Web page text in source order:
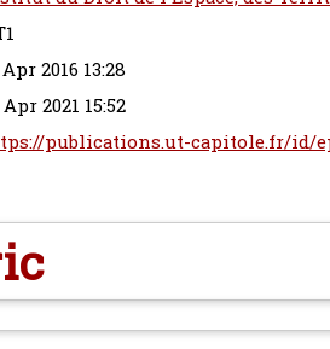
Apr 2016 13:28
2021 15:52
publications.ut-capitole.fr/id/